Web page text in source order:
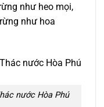
như heo mọi,
như hoa
nước Hòa Phú